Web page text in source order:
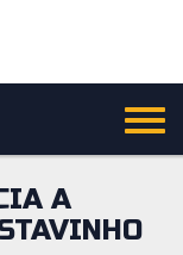
A